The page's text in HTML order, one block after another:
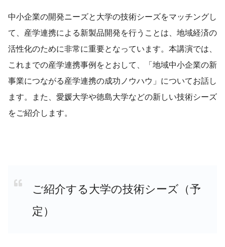
中小企業の開発ニーズと大学の技術シーズをマッチングし
て、産学連携による新製品開発を行うことは、地域経済の
活性化のために非常に重要となっています。本講演では、
これまでの産学連携事例をとおして、「地域中小企業の新
事業につながる産学連携の成功ノウハウ」についてお話し
ます。また、愛媛大学や徳島大学などの新しい技術シーズ
をご紹介します。
ご紹介する大学の技術シーズ（予
定）